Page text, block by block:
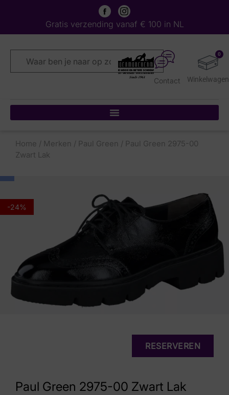
Gratis verzending vanaf € 100 in NL
0
Contact
Home / Merken / Paul Green / Paul Green 2975-00
Zwart Lak
-24%
Paul Green 2975-00 Zwart Lak
RESERVEREN